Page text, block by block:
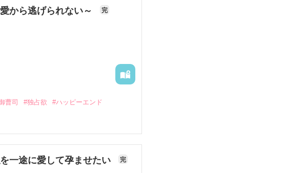
から逃げられない～ 完
曹司 #独占欲 #ハッピーエンド
一途に愛して孕ませたい 完